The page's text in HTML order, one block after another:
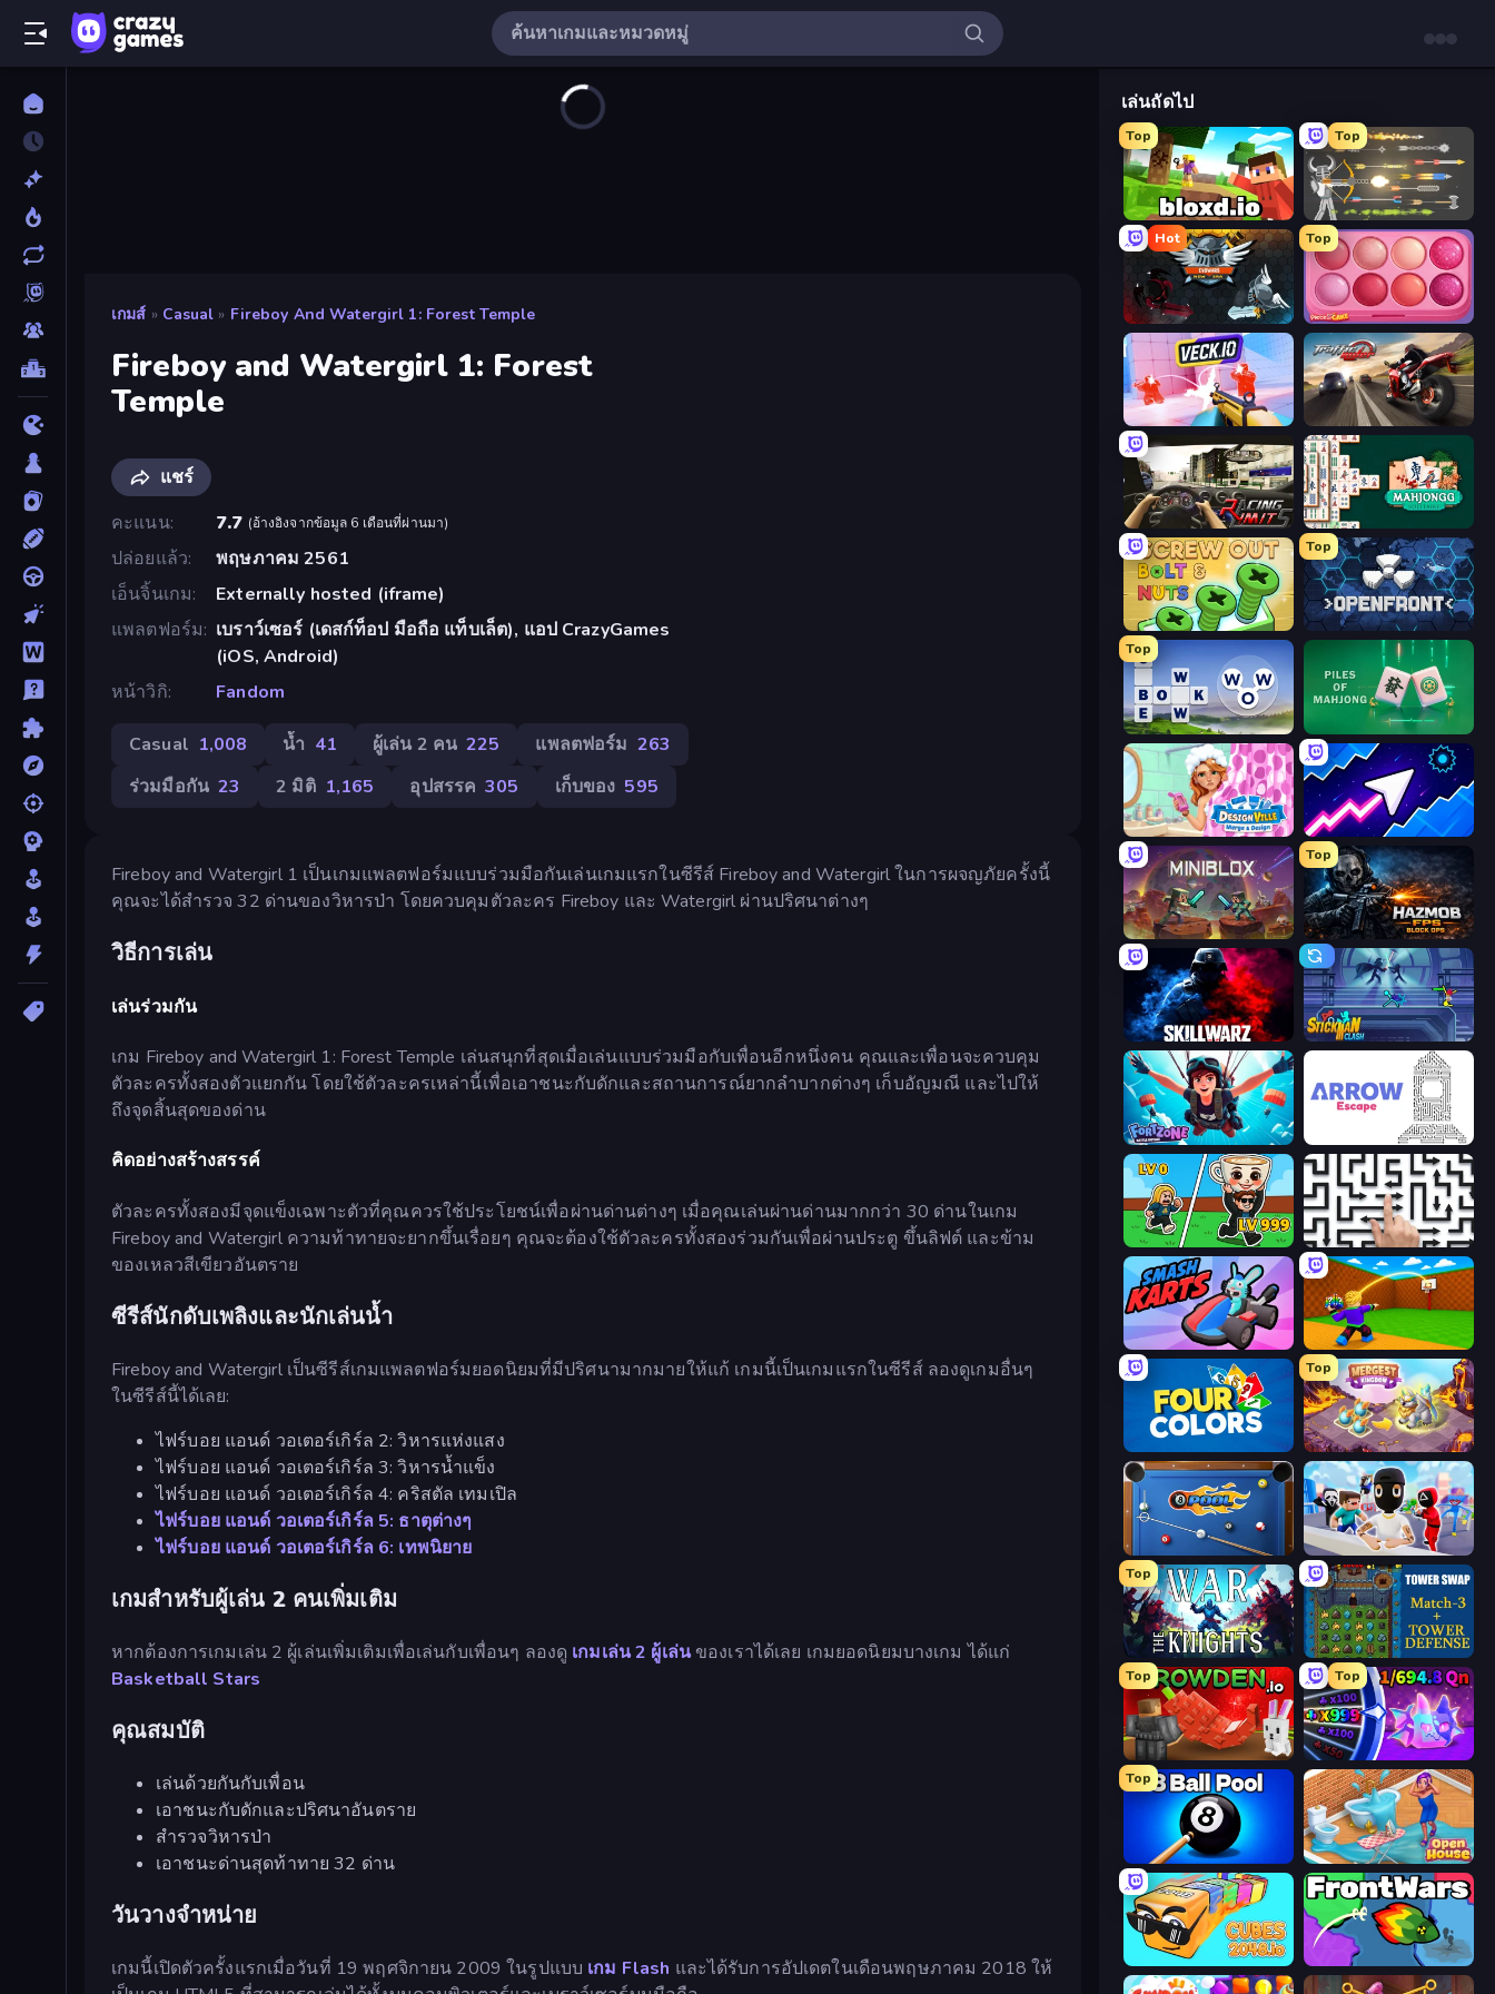
เกมส์ » Casual » Fireboy And Watergirl 1: Forest Temple
Fireboy and Watergirl 1: Forest
Temple
แชร์
คะแนน
7.7 (อ้างอิงจากข้อมูล 6 เดือนที่ผ่านมา)
ปล่อยแล้ว
พฤษภาคม 2561
เอ็นจิ้นเกม
Externally hosted (iframe)
แพลตฟอร์ม
เบราว์เซอร์ (เดสก์ท็อป มือถือ แท็บเล็ต), แอป CrazyGames
(iOS, Android)
หน้าวิกิ
Fandom
Casual 1,008 น้ำ 41 ผู้เล่น 2 คน 225 แพลตฟอร์ม 263
ร่วมมือกัน 23 2 มิติ 1,165 อุปสรรค 305 เก็บของ 595
Fireboy and Watergirl 1 เป็นเกมแพลตฟอร์มแบบร่วมมือกันเล่นเกมแรกในซีรีส์ Fireboy and Watergirl ในการผจญภัยครั้งนี้
คุณจะได้สำรวจ 32 ด่านของวิหารป่า โดยควบคุมตัวละคร Fireboy และ Watergirl ผ่านปริศนาต่างๆ
วิธีการเล่น
เล่นร่วมกัน
เกม Fireboy and Watergirl 1: Forest Temple เล่นสนุกที่สุดเมื่อเล่นแบบร่วมมือกับเพื่อนอีกหนึ่งคน คุณและเพื่อนจะควบคุม
ตัวละครทั้งสองตัวแยกกัน โดยใช้ตัวละครเหล่านี้เพื่อเอาชนะกับดักและสถานการณ์ยากลำบากต่างๆ เก็บอัญมณี และไปให้
ถึงจุดสิ้นสุดของด่าน
คิดอย่างสร้างสรรค์
ตัวละครทั้งสองมีจุดแข็งเฉพาะตัวที่คุณควรใช้ประโยชน์เพื่อผ่านด่านต่างๆ เมื่อคุณเล่นผ่านด่านมากกว่า 30 ด่านในเกม
Fireboy and Watergirl ความท้าทายจะยากขึ้นเรื่อยๆ คุณจะต้องใช้ตัวละครทั้งสองร่วมกันเพื่อผ่านประตู ขึ้นลิฟต์ และข้าม
ของเหลวสีเขียวอันตราย
ซีรีส์นักดับเพลิงและนักเล่นน้ำ
Fireboy and Watergirl เป็นซีรีส์เกมแพลตฟอร์มยอดนิยมที่มีปริศนามากมายให้แก้ เกมนี้เป็นเกมแรกในซีรีส์ ลองดูเกมอื่นๆ
ในซีรีส์นี้ได้เลย:
ไฟร์บอย แอนด์ วอเตอร์เกิร์ล 2: วิหารแห่งแสง
ไฟร์บอย แอนด์ วอเตอร์เกิร์ล 3: วิหารน้ำแข็ง
ไฟร์บอย แอนด์ วอเตอร์เกิร์ล 4: คริสตัล เทมเปิล
ไฟร์บอย แอนด์ วอเตอร์เกิร์ล 5: ธาตุต่างๆ
ไฟร์บอย แอนด์ วอเตอร์เกิร์ล 6: เทพนิยาย
เกมสำหรับผู้เล่น 2 คนเพิ่มเติม
หากต้องการเกมเล่น 2 ผู้เล่นเพิ่มเติมเพื่อเล่นกับเพื่อนๆ ลองดู เกมเล่น 2 ผู้เล่นของเราได้เลย เกมยอดนิยมบางเกม ได้แก่
Basketball Stars
คุณสมบัติ
เล่นด้วยกันกับเพื่อน
เอาชนะกับดักและปริศนาอันตราย
สำรวจวิหารป่า
เอาชนะด่านสุดท้าทาย 32 ด่าน
วันวางจำหน่าย
เกมนี้เปิดตัวครั้งแรกเมื่อวันที่ 19 พฤศจิกายน 2009 ในรูปแบบ เกม Flash และได้รับการอัปเดตในเดือนพฤษภาคม 2018 ให้
เล่นถัดไป
Top
Bloxd.io
Top
Ragdoll Archers
Hot
EvoWars.io
Top
Piece of Cake: Merge and Bake
Veck.io Traffic Rider
Racing Limits Mahjongg Solitaire
Screw Out: Bolts and Nuts
Top
Openfront
Top
Words of Wonders Piles of Mahjong
Designville: Merge & Design Space Waves
Miniblox
Top
Hazmob FPS: Online Shooter
SkillWarz Stickman Clash
Fortzone Battle Royale Arrow Escape
Brainrot Arena Online Arrow Escape: Puzzle
Smash Karts Throw a Lucky Block
Top
Mergest Kingdom
8 Ball Pool
Top
War the Knights Tower Swap
Top
Grow A Garden | Growden.io
Top
Meeland.io
Top
Open House
Cubes 2048.io FrontWars.io